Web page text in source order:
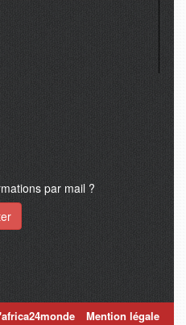
par mail ?
Mention légale